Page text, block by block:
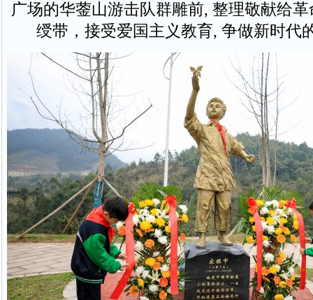
广场的华蓥山游击队群雕前, 整理敬献给
绶带，接受爱国主义教育, 争做新时代